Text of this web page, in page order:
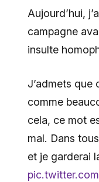
Aujourd’hui,
campagne
insulte
J’admets que
comme
cela, ce mot
mal. Dans
et je garderai